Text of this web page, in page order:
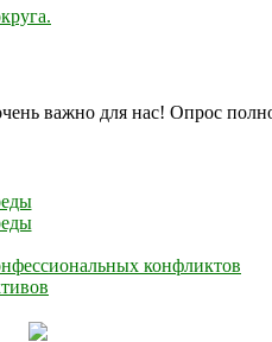
важно для нас! Опрос